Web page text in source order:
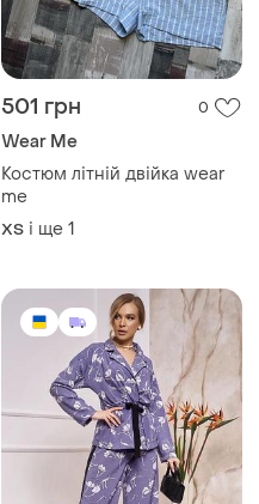
501 грн 0
Wear Me
Костюм літній двійка wear
me
ХS і ще 1